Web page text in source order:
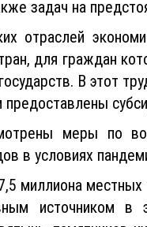
состоялось
задач на
отраслей
для граждан
В этот
меры по
в условиях
миллиона местных